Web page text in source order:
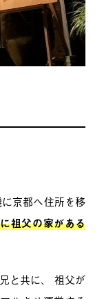
京都へ住所を移
祖父の家がある
共に、
祖父が